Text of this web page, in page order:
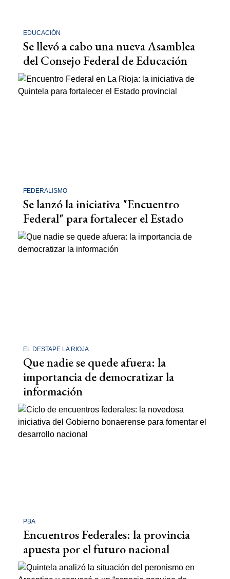
EDUCACIÓN
Se llevó a cabo una nueva Asamblea
del Consejo Federal de Educación
FEDERALISMO
Se lanzó la iniciativa "Encuentro
Federal" para fortalecer el Estado
EL DESTAPE LA RIOJA
Que nadie se quede afuera: la
importancia de democratizar la
información
PBA
Encuentros Federales: la provincia
apuesta por el futuro nacional